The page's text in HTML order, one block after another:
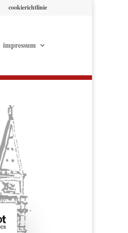
cookierichtlinie
impressum